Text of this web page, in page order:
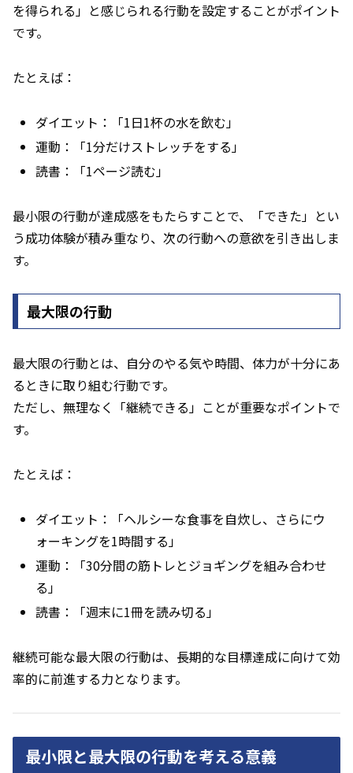
を得られる」と感じられる行動を設定することがポイント
です。
たとえば：
ダイエット：「1日1杯の水を飲む」
運動：「1分だけストレッチをする」
読書：「1ページ読む」
最小限の行動が達成感をもたらすことで、「できた」とい
う成功体験が積み重なり、次の行動への意欲を引き出しま
す。
最大限の行動
最大限の行動とは、自分のやる気や時間、体力が十分にあ
るときに取り組む行動です。
ただし、無理なく「継続できる」ことが重要なポイントで
す。
たとえば：
ダイエット：「ヘルシーな食事を自炊し、さらにウ
ォーキングを1時間する」
運動：「30分間の筋トレとジョギングを組み合わせ
る」
読書：「週末に1冊を読み切る」
継続可能な最大限の行動は、長期的な目標達成に向けて効
率的に前進する力となります。
最小限と最大限の行動を考える意義